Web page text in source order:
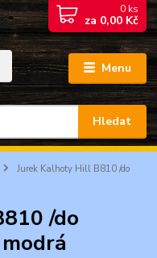
Menu
Hledat
0 ks
za 0,00 Kč
Jurek Kalhoty Hill B810 /do
/do